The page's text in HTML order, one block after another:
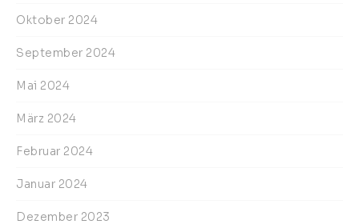
Oktober 2024
September 2024
Mai 2024
März 2024
Februar 2024
Januar 2024
Dezember 2023